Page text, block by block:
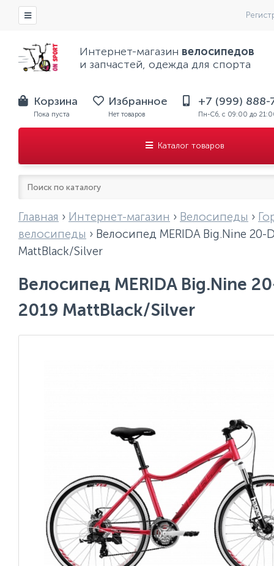
Интернет-магазин велосипедов
и запчастей, одежда для спорта
Корзина
Пока пуста
Избранное
Нет товаров
+7 (999) 888-
Пн-Сб, с 09:00 до
Каталог товаров
Главная › Интернет-магазин › Велосипеды ›
велосипеды › Велосипед MERIDA Big.Nine 20-
MattBlack/Silver
Велосипед MERIDA Big.Nine
2019 MattBlack/Silver